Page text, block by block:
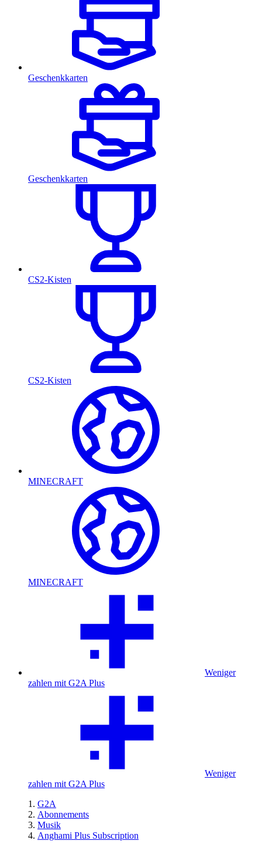
Geschenkkarten
Geschenkkarten
CS2-Kisten
CS2-Kisten
MINECRAFT
MINECRAFT
Weniger
zahlen mit G2A Plus
Weniger
zahlen mit G2A Plus
G2A
Abonnements
Musik
Anghami Plus Subscription